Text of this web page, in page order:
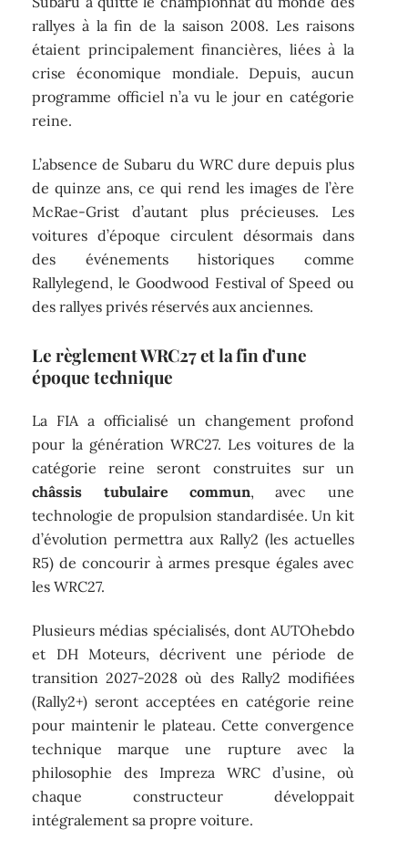
rallyes à la fin de la saison 2008. Les raisons
étaient principalement financières, liées à la
crise économique mondiale. Depuis, aucun
programme officiel n’a vu le jour en catégorie
reine.
L’absence de Subaru du WRC dure depuis plus
de quinze ans, ce qui rend les images de l’ère
McRae-Grist d’autant plus précieuses. Les
voitures d’époque circulent désormais dans
des événements historiques comme
Rallylegend, le Goodwood Festival of Speed ou
des rallyes privés réservés aux anciennes.
Le règlement WRC27 et la fin d’une
époque technique
La FIA a officialisé un changement profond
pour la génération WRC27. Les voitures de la
catégorie reine seront construites sur un
châssis tubulaire commun, avec une
technologie de propulsion standardisée. Un kit
d’évolution permettra aux Rally2 (les actuelles
R5) de concourir à armes presque égales avec
les WRC27.
Plusieurs médias spécialisés, dont AUTOhebdo
et DH Moteurs, décrivent une période de
transition 2027-2028 où des Rally2 modifiées
(Rally2+) seront acceptées en catégorie reine
pour maintenir le plateau. Cette convergence
technique marque une rupture avec la
philosophie des Impreza WRC d’usine, où
chaque constructeur développait
intégralement sa propre voiture.